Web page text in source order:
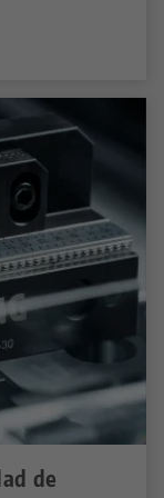
de